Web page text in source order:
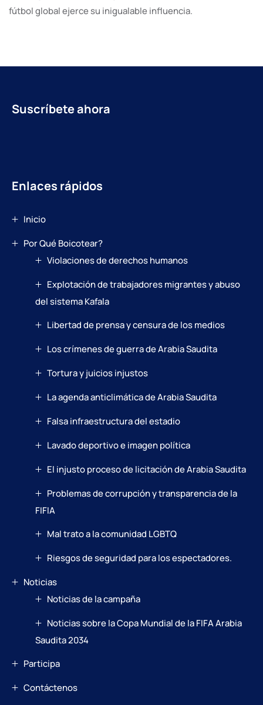
fútbol global ejerce su inigualable influencia.
Suscríbete ahora
Enlaces rápidos
Inicio
Por Qué Boicotear?
Violaciones de derechos humanos
Explotación de trabajadores migrantes y abuso
del sistema Kafala
Libertad de prensa y censura de los medios
Los crímenes de guerra de Arabia Saudita
Tortura y juicios injustos
La agenda anticlimática de Arabia Saudita
Falsa infraestructura del estadio
Lavado deportivo e imagen política
El injusto proceso de licitación de Arabia Saudita
Problemas de corrupción y transparencia de la
FIFIA
Mal trato a la comunidad LGBTQ
Riesgos de seguridad para los espectadores.
Noticias
Noticias de la campaña
Noticias sobre la Copa Mundial de la FIFA Arabia
Saudita 2034
Participa
Contáctenos